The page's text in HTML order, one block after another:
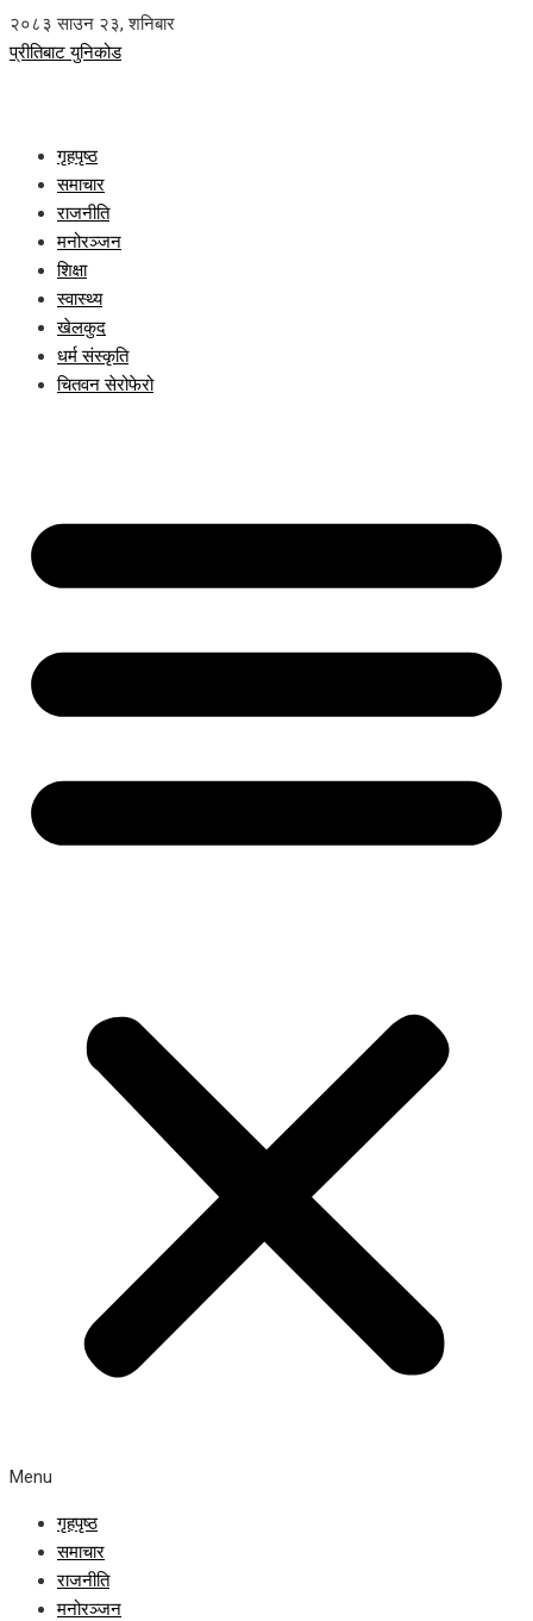
२०८३ साउन २३, शनिबार
प्रीतिबाट युनिकोड
गृहपृष्ठ
समाचार
राजनीति
मनोरञ्जन
शिक्षा
स्वास्थ्य
खेलकुद
धर्म संस्कृति
चितवन सेरोफेरो
Menu
गृहपृष्ठ
समाचार
राजनीति
मनोरञ्जन